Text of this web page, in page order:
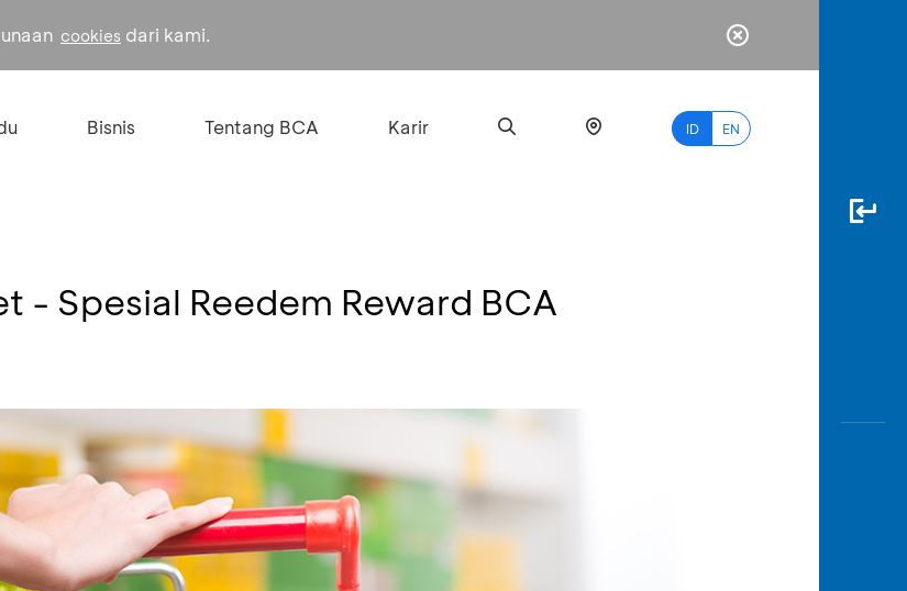
cookies dari kami.
Bisnis Tentang BCA Karir ID EN
- Spesial Reedem Reward BCA